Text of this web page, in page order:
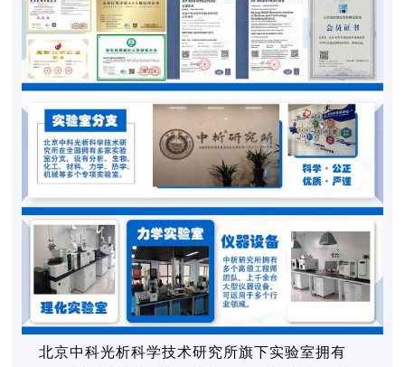
北京中科光析科学技术研究所旗下实验室拥有